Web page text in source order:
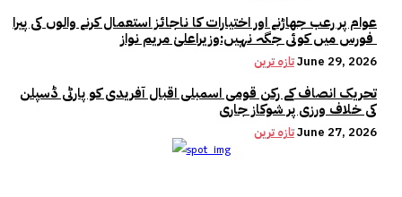
عوام پر رعب جھاڑنے اور اختیارات کا ناجائز استعمال کرنے والوں کی پیرا
تازہ ترینJune 29, 2026
تحریک انصاف کے رکن قومی اسمبلی اقبال آفریدی کو پارٹی ڈسپلن
کی خلاف ورزی پر شوکاز جاری
تازہ ترینJune 27, 2026